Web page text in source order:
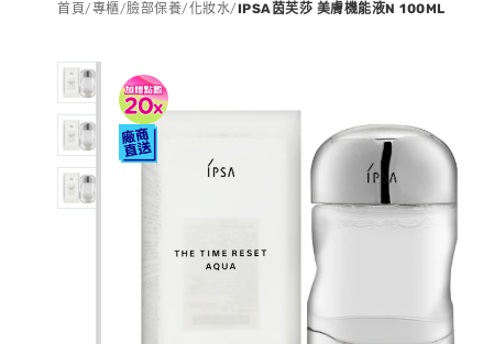
首頁/專櫃/臉部保養/化妝水/IPSA茵芙莎 美膚機能液N 100ML